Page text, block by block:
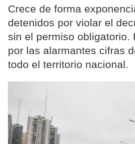
Crece de forma
detenidos por violar el
sin el permiso obligatorio.
por las alarmantes cifras
todo el territorio nacional.